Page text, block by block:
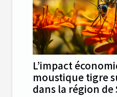
L’impact
moustique tigre
dans la région